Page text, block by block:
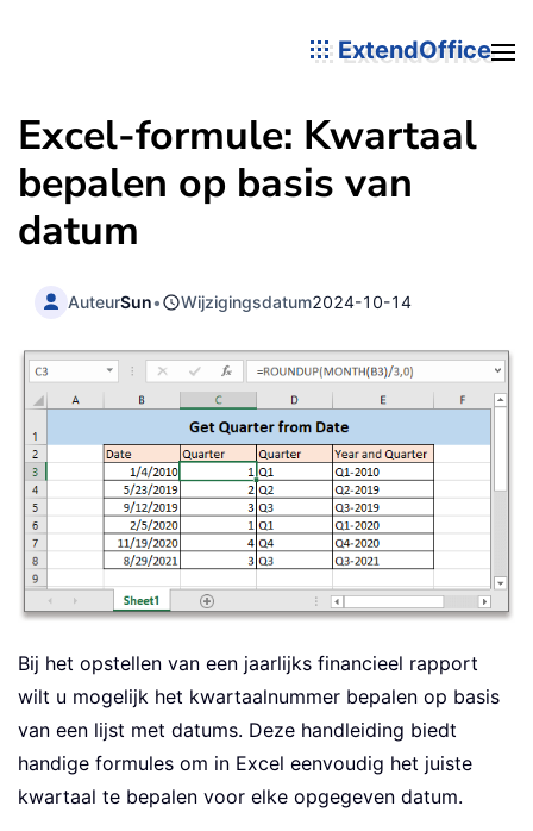
ExtendOffice
Excel-formule: Kwartaal
bepalen op basis van
datum
AuteurSun• Wijzigingsdatum2024-10-14
Bij het opstellen van een jaarlijks financieel rapport
wilt u mogelijk het kwartaalnummer bepalen op basis
van een lijst met datums. Deze handleiding biedt
handige formules om in Excel eenvoudig het juiste
kwartaal te bepalen voor elke opgegeven datum.